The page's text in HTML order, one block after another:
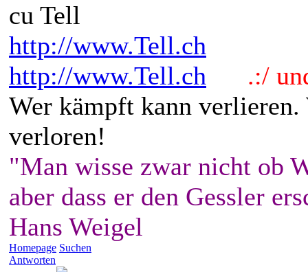
cu Tell
http://www.Tell.ch
http://www.Tell.ch
.:/
Wer kämpft kann
verloren!
"Man wisse zwar nicht ob
aber dass er den Gessler
Hans Weigel
Homepage Suchen
Antworten